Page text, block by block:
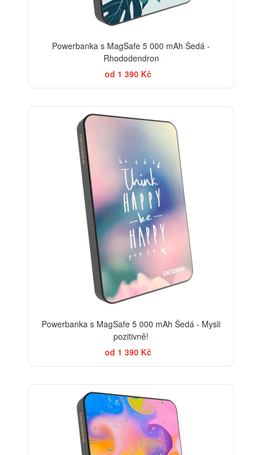
Powerbanka s MagSafe 5 000 mAh Šedá -
Rhododendron
od 1 390 Kč
Powerbanka s MagSafe 5 000 mAh Šedá - Mysli
pozitivně!
od 1 390 Kč